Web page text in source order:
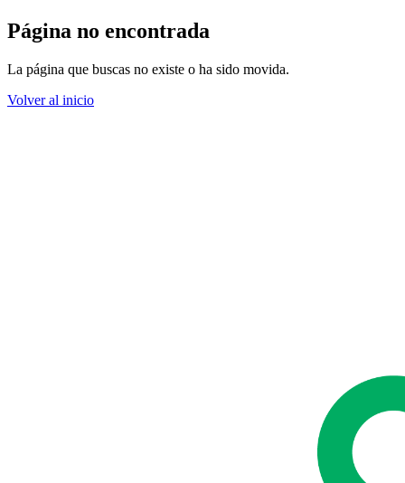
Página no encontrada
La página que buscas no existe o ha sido movida.
Volver al inicio